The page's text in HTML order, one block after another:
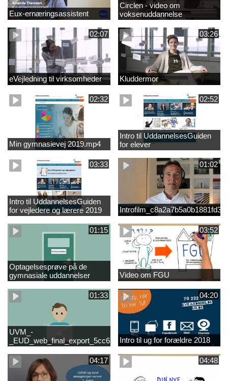
Eux-ernæringsassistent
Circlen - video om
voksenuddannelse
02:07
eVejledning til virksomheder
03:26
Kluddermor
02:32
Min gymnasievej 2019.mp4
02:52
Intro til UddannelsesGuiden
for elever
03:33
Intro til UddannelsesGuiden
for vejledere og lærere 2019
01:02
01:15
Optagelsesprøve på de
gymnasiale uddannelser
03:52
Video om FGU
01:33
UVM_-
04:20
Intro til ug for forældre 2018
04:17 04:48